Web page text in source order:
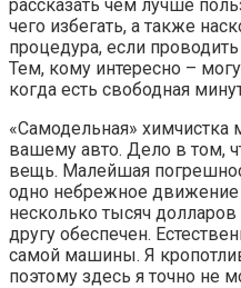
рассказать чем лучше
чего избегать, а также
процедура, если
Тем, кому интересно –
когда есть свободная
«Самодельная» химчистка
вашему авто. Дело в том,
вещь. Малейшая
одно небрежное
несколько тысяч
другу обеспечен.
самой машины. Я
поэтому здесь я точно не